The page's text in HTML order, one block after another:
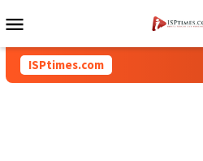
ke
Mobile
ISPtimes.com